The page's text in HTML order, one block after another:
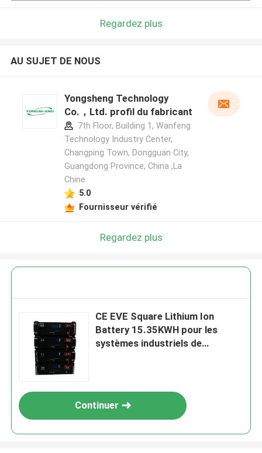
Regardez plus
AU SUJET DE NOUS
Yongsheng Technology
Co.，Ltd. profil du fabricant
7th Floor, Building 1, Wanfeng
Technology Industry Center,
Changping Town, Dongguan City,
Guangdong Province, China ,La
Chine
5.0
Fournisseur vérifié
Regardez plus
CE EVE Square Lithium Ion
Battery 15.35KWH pour les
systèmes industriels de
Continuer